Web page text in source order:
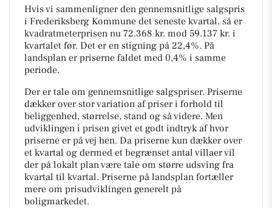
Hvis vi sammenligner den gennemsnitlige salgspris
i Frederiksberg Kommune det seneste kvartal, så er
kvadratmeterprisen nu 72.368 kr. mod 59.137 kr. i
kvartalet før. Det er en stigning på 22,4%. På
landsplan er priserne faldet med 0,4% i samme
periode.
Der er tale om gennemsnitlige salgspriser. Priserne
dækker over stor variation af priser i forhold til
beliggenhed, størrelse, stand og så videre. Men
udviklingen i prisen givet et godt indtryk af hvor
priserne er på vej hen. Da priserne kun dækker over
et kvartal og dermed et begrænset antal villaer vil
der på lokalt plan være tale om større udsving fra
kvartal til kvartal. Priserne på landsplan fortæller
mere om prisudviklingen generelt på
boligmarkedet.